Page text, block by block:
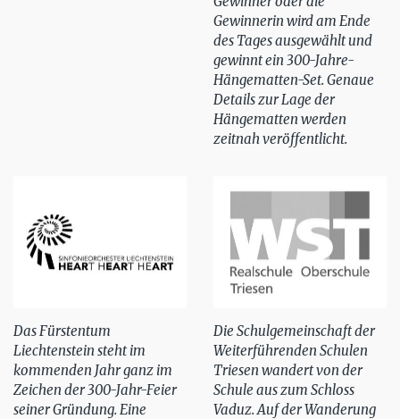
Gewinnerin wird am Ende
des Tages ausgewählt und
gewinnt ein 300-Jahre-
Hängematten-Set. Genaue
Details zur Lage der
Hängematten werden
zeitnah veröffentlicht.
Das Fürstentum
Liechtenstein steht im
kommenden Jahr ganz im
Zeichen der 300-Jahr-Feier
seiner Gründung. Eine
Die Schulgemeinschaft der
Weiterführenden Schulen
Triesen wandert von der
Schule aus zum Schloss
Vaduz. Auf der Wanderung